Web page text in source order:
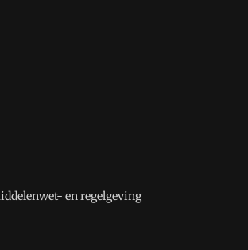
en regelgeving